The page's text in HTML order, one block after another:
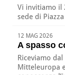
Vi invitiamo il
sede di
12 MAG 2026
A spasso
Riceviamo
Mitteleuropa